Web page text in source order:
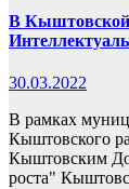
В
30.03.2022
В рамках
Кыштовского
Кыштовским
роста"